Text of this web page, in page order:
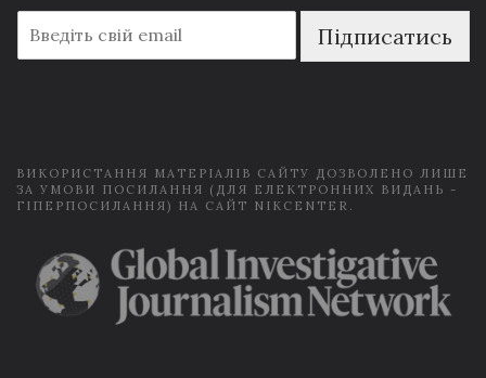
m
a
Підписатись
ВИКОРИСТАННЯ МАТЕРІАЛІВ САЙТУ ДОЗВОЛЕНО ЛИШЕ
ЗА УМОВИ ПОСИЛАННЯ (ДЛЯ ЕЛЕКТРОННИХ ВИДАНЬ -
ГІПЕРПОСИЛАННЯ) НА САЙТ NIKCENTER.